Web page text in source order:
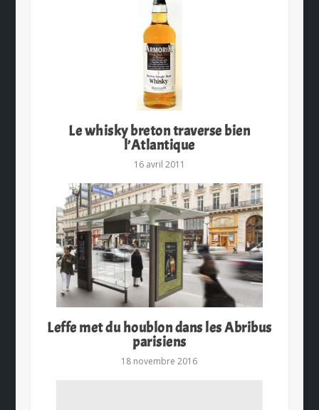
Le whisky breton traverse bien
l’Atlantique
16 avril 2011
Leffe met du houblon dans les Abribus
parisiens
18 novembre 2016